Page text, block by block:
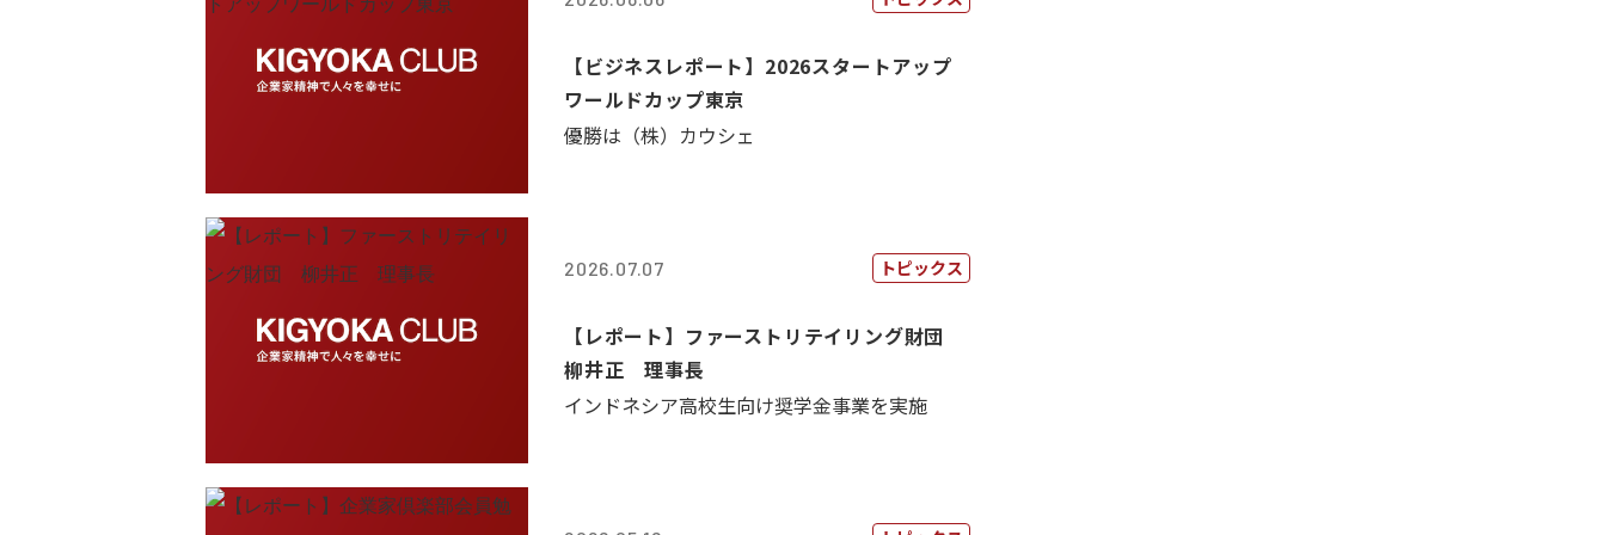
【ビジネスレポート】2026スタートアップ
ワールドカップ東京
優勝は（株）カウシェ
2026.07.07 トピックス
【レポート】ファーストリテイリング財団
柳井正 理事長
インドネシア高校生向け奨学金事業を実施